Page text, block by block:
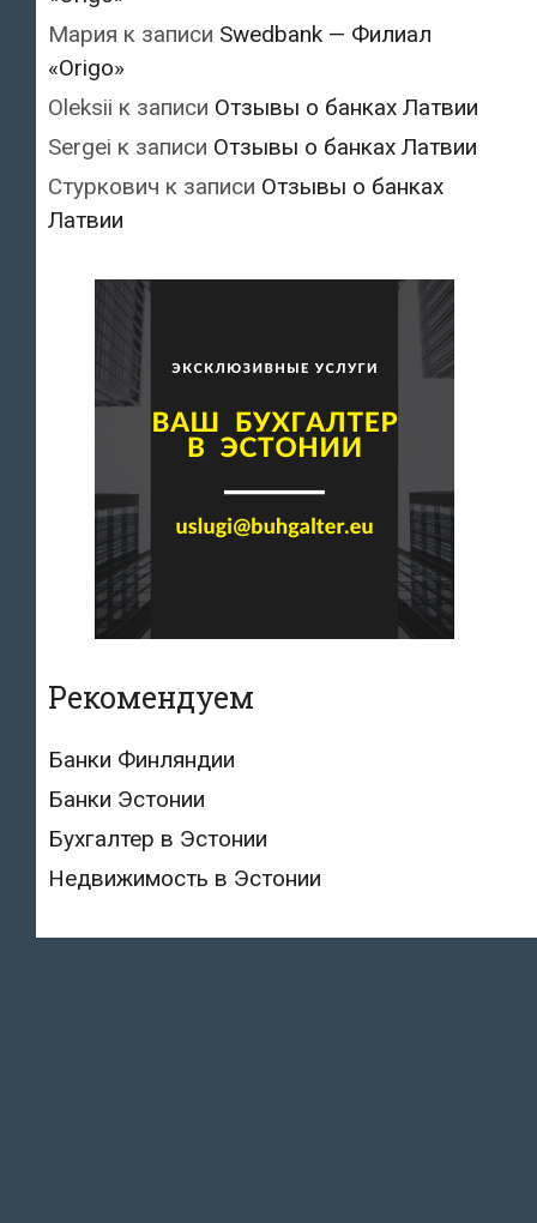
Мария к записи Swedbank — Филиал
«Origo»
Oleksii к записи Отзывы о банках Латвии
Sergei к записи Отзывы о банках Латвии
Стуркович к записи Отзывы о банках
Латвии
Рекомендуем
Банки Финляндии
Банки Эстонии
Бухгалтер в Эстонии
Недвижимость в Эстонии